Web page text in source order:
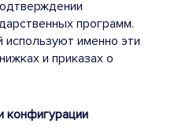
программ.
именно эти
и приказах о
конфигурации